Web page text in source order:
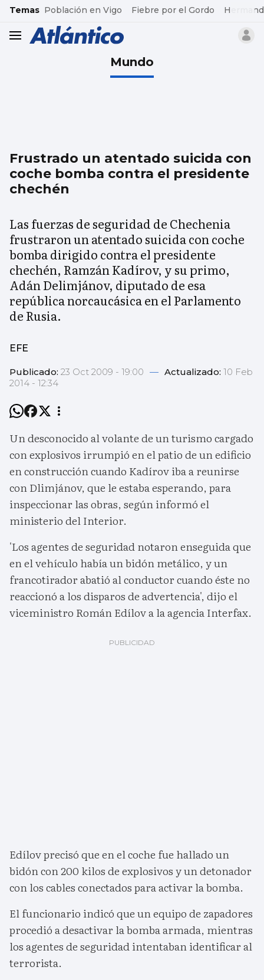
common.go-to-content
Temas Población en Vigo Fiebre por el Gordo
header.menu.open
Mundo
Frustrado un atentado suicida con
coche bomba contra el presidente
chechén
Las fuerzas de seguridad de Chechenia
frustraron un atentado suicida con coche
bomba dirigido contra el presidente
chechén, Ramzán Kadírov, y su primo,
Adán Delimjánov, diputado de esa
república norcaucásica en el Parlamento
de Rusia.
EFE
Publicado: 23 Oct 2009 - 19:00 — Actualizado: 10 Feb
2014 - 12:34
Un desconocido al volante de un turismo cargado
con explosivos irrumpió en el patio de un edificio
en construcción cuando Kadírov iba a reunirse
con Dlimjánov, que le estaba esperando, para
inspeccionar las obras, según informó el
ministerio del Interior.
'Los agentes de seguridad notaron enseguida que
en el vehículo había un bidón metálico, y un
francotirador abatió al conductor cuando éste no
reaccionó a los disparos de advertencia', dijo el
viceministro Román Edílov a la agencia Interfax.
Edílov precisó que en el coche fue hallado un
bidón con 200 kilos de explosivos y un detonador
con los cables conectados para activar la bomba.
El funcionario indicó que un equipo de zapadores
procedió a desactivar la bomba armada, mientras
los agentes de seguridad intentaban identificar al
terrorista.